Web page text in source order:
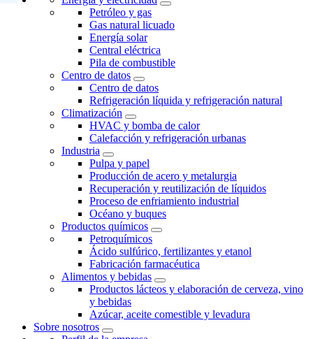
Petróleo y gas
Gas natural licuado
Energía solar
Central eléctrica
Pila de combustible
Centro de datos
Centro de datos
Refrigeración líquida y refrigeración natural
Climatización
HVAC y bomba de calor
Calefacción y refrigeración urbanas
Industria
Pulpa y papel
Producción de acero y metalurgia
Recuperación y reutilización de líquidos
Proceso de enfriamiento industrial
Océano y buques
Productos químicos
Petroquímicos
Ácido sulfúrico, fertilizantes y etanol
Fabricación farmacéutica
Alimentos y bebidas
Productos lácteos y elaboración de cerveza, vino
y bebidas
Azúcar, aceite comestible y levadura
Sobre nosotros